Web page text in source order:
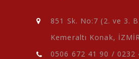
851 Sk. No:7 (2. ve 3.
Kemeraltı Konak,
0506 672 41 90 / 0232